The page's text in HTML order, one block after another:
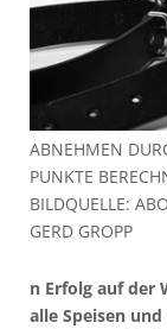
ABNEHMEN
PUNKTE
BILDQUELLE:
GERD GROPP
n Erfolg auf der
alle Speisen